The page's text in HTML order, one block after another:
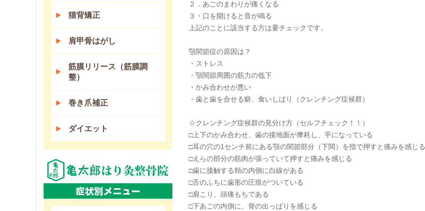
２．あごのまわりが痛くなる
３・口を開けると音が鳴る
上記のことに該当する方は要チェックです。
顎関節症の原因は？
・ストレス
・顎関節周囲の筋力の低下
・かみ合わせが悪い
・歯と歯を合せる癖、食いしばり（クレンチング症候群）
☆クレンチング症候群の見分け方（セルフチェック！！）
□上下のかみ合わせ、歯の接地面が摩耗し、平になっている
□耳の穴の1センチ前にある顎の関節部分（下関）を指で押すと痛みを感じる
□えらの部分の筋肉が張っていて押すと痛みを感じる
□歯に接触する頬の内側に白線がある
□舌のふちに歯形の圧痕がついている
□肩こり、頭痛もちである
□下あごの内側に、骨の出っぱりを感じる
猫背矯正
肩甲骨はがし
筋膜リリース（筋膜調
整）
巻き爪補正
ダイエット